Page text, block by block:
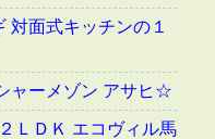
面式キッチンの１
ーメゾン アサヒ☆
ＬＤＫ エコヴィル馬